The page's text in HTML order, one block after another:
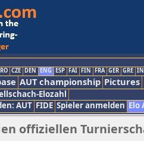
CZE DEN ENG ESP FAI FIN FRA GER GRE
AUT championship Pictures
Elozahl
AUT FIDE Spieler anmelden Elo
offiziellen